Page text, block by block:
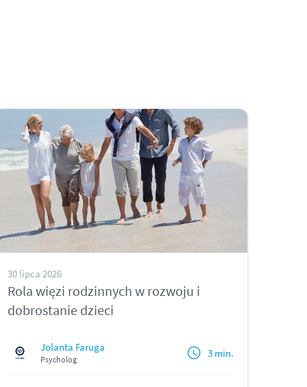
30 lipca 2026
Rola więzi rodzinnych w rozwoju i
dobrostanie dzieci
Jolanta Faruga
Psycholog 3 min.